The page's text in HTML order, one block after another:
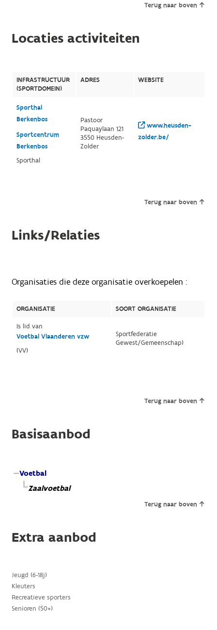
Terug naar boven
Locaties activiteiten
INFRASTRUCTUUR
(SPORTDOMEIN)
ADRES WEBSITE
Sporthal
Berkenbos
Sportcentrum
Berkenbos
Sporthal
Pastoor
Paquaylaan 121
3550 Heusden-
Zolder
www.heusden-
zolder.be/
Terug naar boven
Links/Relaties
Organisaties die deze organisatie overkoepelen :
ORGANISATIE
SOORT ORGANISATIE
Is lid van
Voetbal Vlaanderen vzw
(VV)
Sportfederatie
Gewest/Gemeenschap)
Terug naar boven
Basisaanbod
Voetbal
Zaalvoetbal
Terug naar boven
Extra aanbod
Jeugd (6-18j)
Kleuters
Recreatieve sporters
Senioren (50+)